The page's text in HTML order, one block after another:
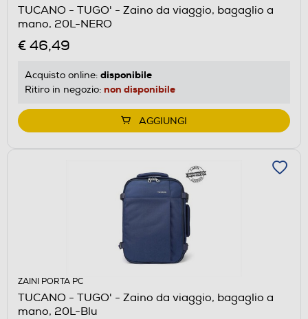
TUCANO - TUGO' - Zaino da viaggio, bagaglio a
mano, 20L-NERO
€ 46,49
Acquisto online: disponibile
Ritiro in negozio: non disponibile
AGGIUNGI
ZAINI PORTA PC
TUCANO - TUGO' - Zaino da viaggio, bagaglio a
mano, 20L-Blu